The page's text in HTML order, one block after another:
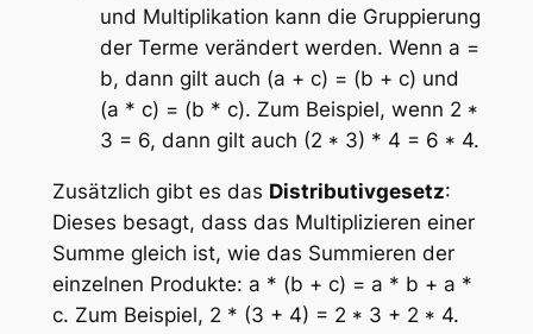
und Multiplikation kann die Gruppierung
der Terme verändert werden. Wenn a =
b, dann gilt auch (a + c) = (b + c) und
(a * c) = (b * c). Zum Beispiel, wenn 2 *
3 = 6, dann gilt auch (2 * 3) * 4 = 6 * 4.
Zusätzlich gibt es das Distributivgesetz:
Dieses besagt, dass das Multiplizieren einer
Summe gleich ist, wie das Summieren der
einzelnen Produkte: a * (b + c) = a * b + a *
c. Zum Beispiel, 2 * (3 + 4) = 2 * 3 + 2 * 4.